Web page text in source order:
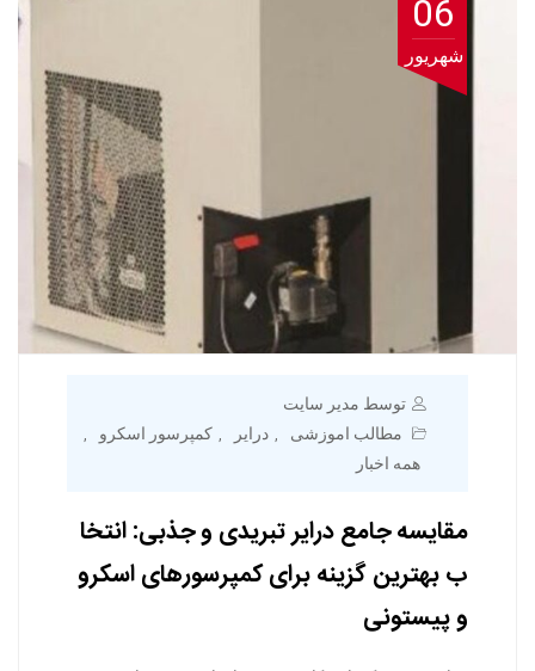
06
شهریور
توسط مدیر سایت
مطالب اموزشی
, درایر , کمپرسور اسکرو ,
همه اخبار
مقایسه جامع درایر تبریدی و جذبی: انتخا
ب بهترین گزینه برای کمپرسورهای اسکرو
و پیستونی